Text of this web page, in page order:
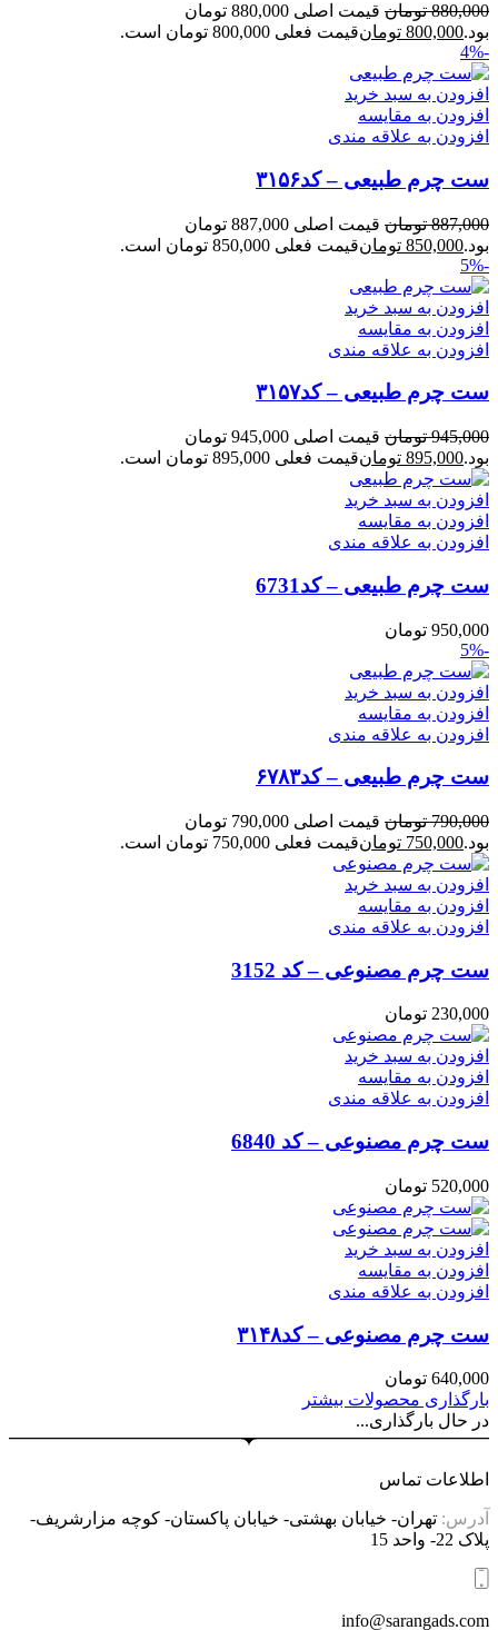
880,000 تومان
قیمت اصلی 880,000 تومان
بود.800,000 تومانقیمت فعلی 800,000 تومان است.
-4%
افزودن به سبد خرید
افزودن به مقایسه
افزودن به علاقه مندی
ست چرم طبیعی – کد۳۱۵۶
887,000 تومان
قیمت اصلی 887,000 تومان
بود.850,000 تومانقیمت فعلی 850,000 تومان است.
-5%
افزودن به سبد خرید
افزودن به مقایسه
افزودن به علاقه مندی
ست چرم طبیعی – کد۳۱۵۷
945,000 تومان
قیمت اصلی 945,000 تومان
بود.895,000 تومانقیمت فعلی 895,000 تومان است.
افزودن به سبد خرید
افزودن به مقایسه
افزودن به علاقه مندی
ست چرم طبیعی – کد6731
950,000 تومان
-5%
افزودن به سبد خرید
افزودن به مقایسه
افزودن به علاقه مندی
ست چرم طبیعی – کد۶۷۸۳
790,000 تومان
قیمت اصلی 790,000 تومان
بود.750,000 تومانقیمت فعلی 750,000 تومان است.
افزودن به سبد خرید
افزودن به مقایسه
افزودن به علاقه مندی
ست چرم مصنوعی – کد 3152
230,000 تومان
افزودن به سبد خرید
افزودن به مقایسه
افزودن به علاقه مندی
ست چرم مصنوعی – کد 6840
520,000 تومان
افزودن به سبد خرید
افزودن به مقایسه
افزودن به علاقه مندی
ست چرم مصنوعی – کد۳۱۴۸
640,000 تومان
بارگذاری محصولات بیشتر
در حال بارگذاری...
اطلاعات تماس
آدرس: تهران- خیابان بهشتی- خیابان پاکستان- کوچه مزارشریف-
پلاک 22- واحد 15
info@sarangads.com